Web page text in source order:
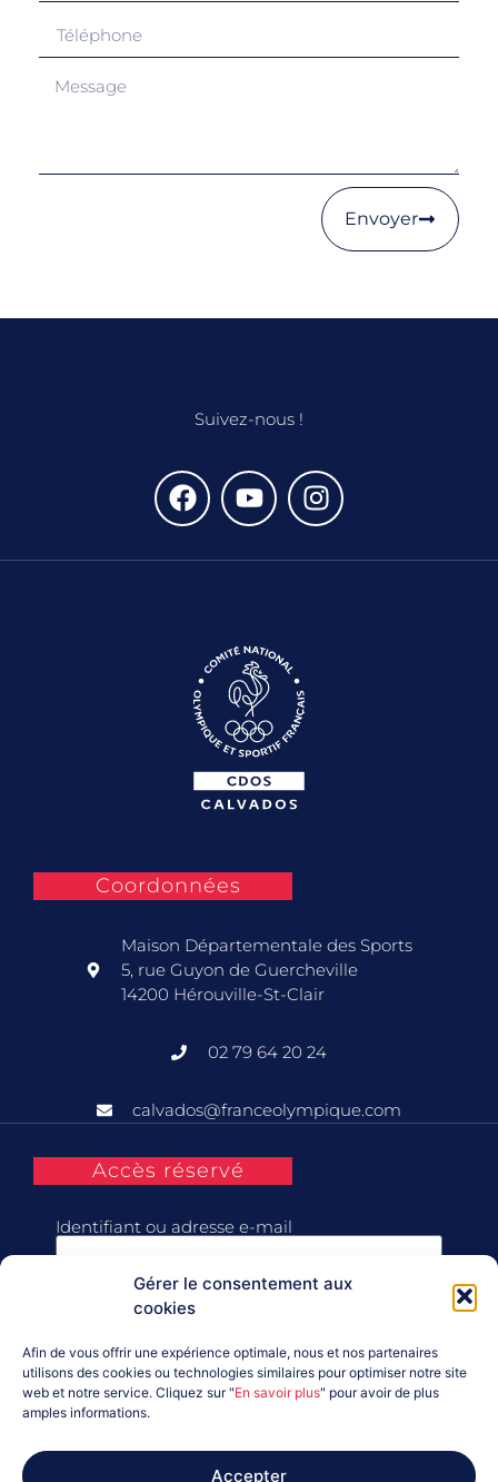
Gérer le consentement aux
cookies
Afin de vous offrir une expérience optimale, nous et nos partenaires
utilisons des cookies ou technologies similaires pour optimiser notre site
web et notre service. Cliquez sur "En savoir plus" pour avoir de plus
amples informations.
Accepter
Envoyer
Suivez-nous !
Coordonnées
Maison Départementale des Sports
5, rue Guyon de Guercheville
14200 Hérouville-St-Clair
02 79 64 20 24
calvados@franceolympique.com
Accès réservé
Identifiant ou adresse e-mail
Se souvenir de moi
Connexion